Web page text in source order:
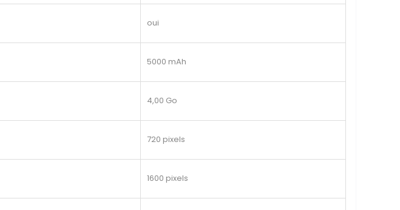
oui
5000 mAh
4,00 Go
720 pixels
1600 pixels